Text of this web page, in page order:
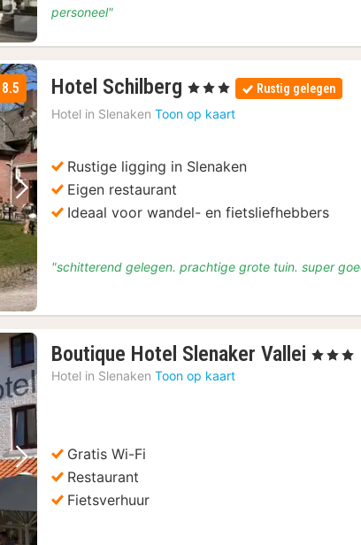
personeel"
Volgende foto
8.5 Hotel Schilberg 1
nacht
vanaf
117,50
, 3 Sterren Rustig gelegen
Hotel in Slenaken Toon op kaart
Rustige ligging in Slenaken
Eigen restaurant
Ideaal voor wandel- en fietsliefhebbers
"schitterend gelegen. prachtige grote tuin. super
Volgende foto
Boutique Hotel Slenaker Vallei 1
, 3 Sterren
Hotel in Slenaken Toon op kaart
Gratis Wi-Fi
Restaurant
Fietsverhuur